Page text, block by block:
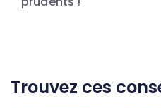
Trouvez ces